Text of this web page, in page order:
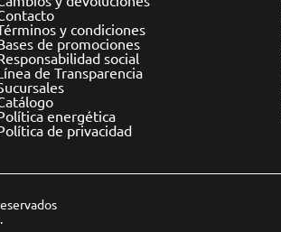
y condiciones
de promociones
social
de Transparencia
energética
de privacidad